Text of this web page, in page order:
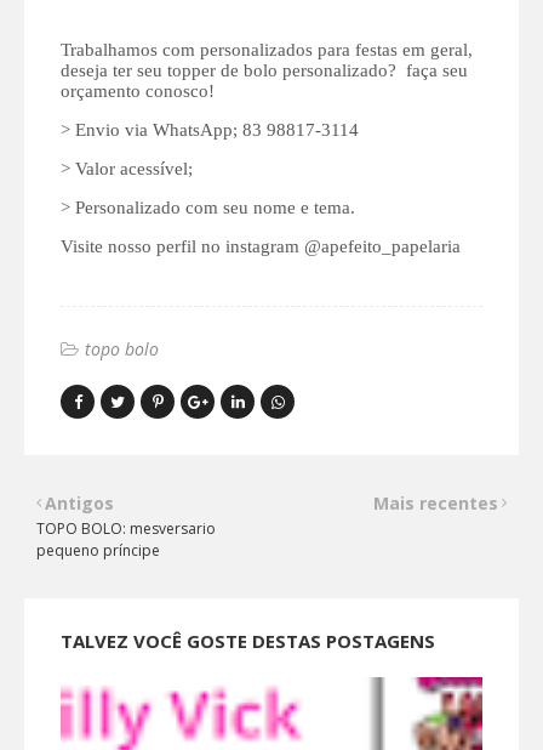
Trabalhamos com personalizados para festas em geral,
deseja ter seu topper de bolo personalizado? faça seu
orçamento conosco!
> Envio via WhatsApp; 83 98817-3114
> Valor acessível;
> Personalizado com seu nome e tema.
Visite nosso perfil no instagram @apefeito_papelaria
topo bolo
Mais recentes
Antigos
TOPO BOLO: mesversario
pequeno príncipe
TALVEZ VOCÊ GOSTE DESTAS POSTAGENS